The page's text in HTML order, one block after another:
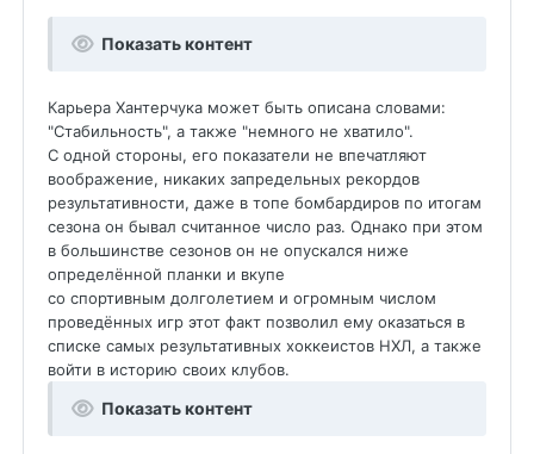
Показать контент
Карьера Хантерчука может быть описана словами:
"Стабильность", а также "немного не хватило".
С одной стороны, его показатели не впечатляют
воображение, никаких запредельных рекордов
результативности, даже в топе бомбардиров по итогам
сезона он бывал считанное число раз. Однако при этом
в большинстве сезонов он не опускался ниже
определённой планки и вкупе
со спортивным долголетием и огромным числом
проведённых игр этот факт позволил ему оказаться в
списке самых результативных хоккеистов НХЛ, а также
войти в историю своих клубов.
Показать контент